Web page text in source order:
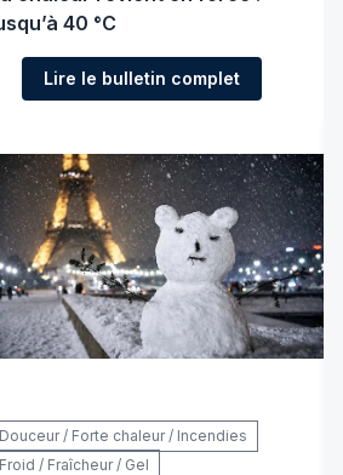
40 °C
Lire le bulletin complet
Douceur / Forte chaleur / Incendies
Froid / Fraîcheur / Gel